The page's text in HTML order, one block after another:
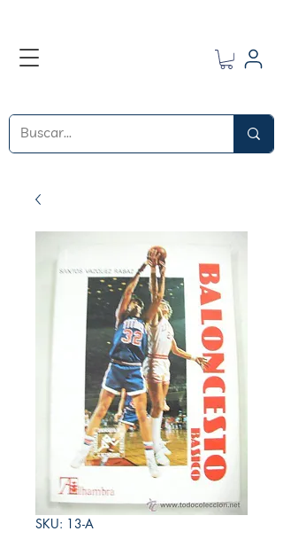
SKU: 13-A